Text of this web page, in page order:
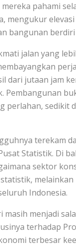
pahami
mengukur
bangunan
jalan yang
dari jutaan jam
Pembangunan
perlahan, sedikit
terekam
Statistik. Di
sektor
Indonesia.
menjadi
terhadap
terbesar